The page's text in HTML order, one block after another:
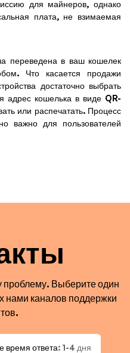
для майнеров, однако
плата, не взимаемая
переведена в ваш кошелек
Что касается продажи
достаточно выбрать
адрес кошелька в виде QR-
или распечатать. Процесс
важно для пользователей
Выберите один
нами каналов поддержки
время ответа: 1-4 дня